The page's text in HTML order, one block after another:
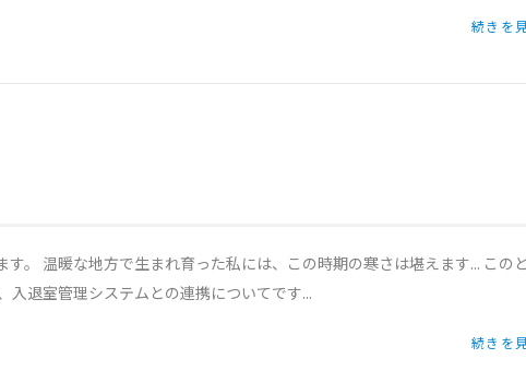
続きを
。 温暖な地方で生まれ育った私には、この時期の寒さは堪えます... この
入退室管理システムとの連携についてです...
続きを